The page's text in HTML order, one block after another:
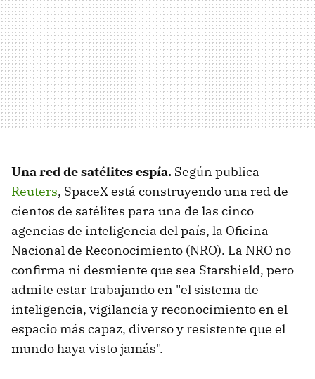
Una red de satélites espía. Según publica
Reuters, SpaceX está construyendo una red de
cientos de satélites para una de las cinco
agencias de inteligencia del país, la Oficina
Nacional de Reconocimiento (NRO). La NRO no
confirma ni desmiente que sea Starshield, pero
admite estar trabajando en "el sistema de
inteligencia, vigilancia y reconocimiento en el
espacio más capaz, diverso y resistente que el
mundo haya visto jamás".